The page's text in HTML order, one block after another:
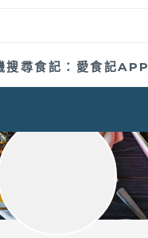
搜尋食記：愛食記APP